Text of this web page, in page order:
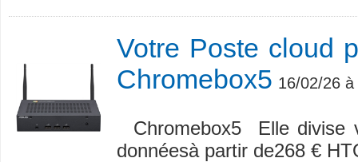
Votre Poste cloud
Chromebox5 16/02/26
Chromebox5 Elle divise
donnéesà partir de268 €